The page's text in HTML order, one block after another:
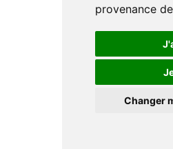
provenance
Changer